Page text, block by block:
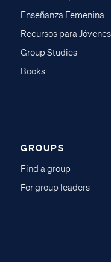
Enseñanza Femenina
Recursos para Jóvenes
Group Studies
Books
GROUPS
Find a group
For group leaders